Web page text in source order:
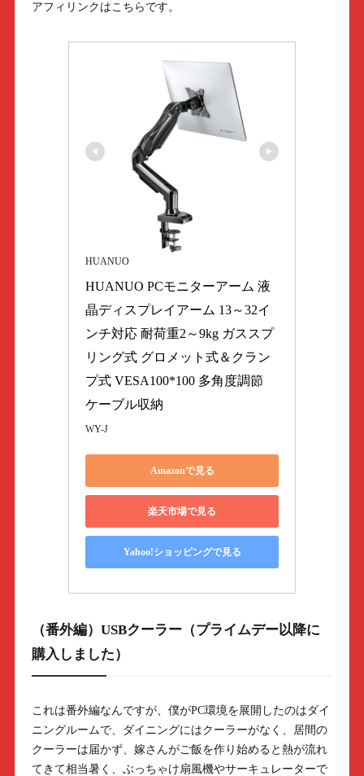
アフィリンクはこちらです。
HUANUO
HUANUO PCモニターアーム 液
晶ディスプレイアーム 13～32イ
ンチ対応 耐荷重2～9kg ガススプ
リング式 グロメット式＆クラン
プ式 VESA100*100 多角度調節
ケーブル収納
WY-J
Amazonで見る
楽天市場で見る
Yahoo!ショッピングで見る
（番外編）USBクーラー（プライムデー以降に
購入しました）
これは番外編なんですが、僕がPC環境を展開したのはダイ
ニングルームで、ダイニングにはクーラーがなく、居間の
クーラーは届かず、嫁さんがご飯を作り始めると熱が流れ
てきて相当暑く、ぶっちゃけ扇風機やサーキュレーターで